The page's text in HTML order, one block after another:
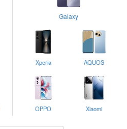
Galaxy
Xperia AQUOS
OPPO Xiaomi